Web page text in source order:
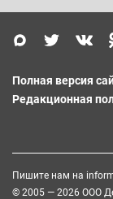
Полная версия
Редакционная
Пишите нам на
© 2005 — 2026 ООО